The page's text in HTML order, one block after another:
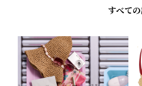
すべて